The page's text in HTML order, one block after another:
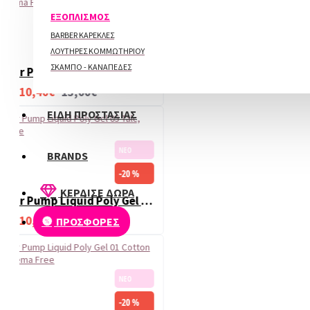
ΕΞΟΠΛΙΣΜΟΣ
BARBER ΚΑΡΕΚΛΕΣ
ΛΟΥΤΗΡΕΣ ΚΟΜΜΩΤΗΡΙΟΥ
ΣΚΑΜΠΟ - ΚΑΝΑΠΕΔΕΣ
ΕΙΔΗ ΠΡΟΣΤΑΣΙΑΣ
BRANDS
ΚΕΡΔΙΣΕ ΔΩΡΑ
ΠΡΟΣΦΟΡΕΣ
10,40€ 13,00€
10,40€
13,00€